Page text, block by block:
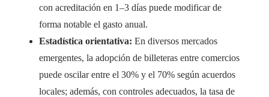
con acreditación en 1–3 días puede modificar de
forma notable el gasto anual.
Estadística orientativa: En diversos mercados
emergentes, la adopción de billeteras entre comercios
puede oscilar entre el 30% y el 70% según acuerdos
locales; además, con controles adecuados, la tasa de